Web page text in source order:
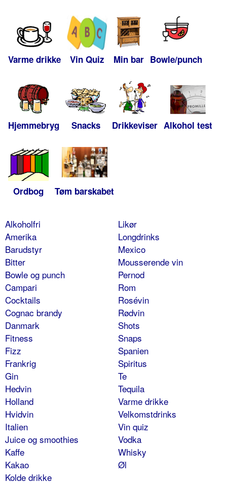
Varme drikke Vin Quiz Min bar Bowle/punch
Hjemmebryg Snacks Drikkeviser Alkohol test
Ordbog Tøm barskabet
Alkoholfri
Amerika
Barudstyr
Bitter
Bowle og punch
Campari
Cocktails
Cognac brandy
Danmark
Fitness
Fizz
Frankrig
Gin
Hedvin
Holland
Hvidvin
Italien
Juice og smoothies
Kaffe
Kakao
Kolde drikke
Likør
Longdrinks
Mexico
Mousserende vin
Pernod
Rom
Rosévin
Rødvin
Shots
Snaps
Spanien
Spiritus
Te
Tequila
Varme drikke
Velkomstdrinks
Vin quiz
Vodka
Whisky
Øl